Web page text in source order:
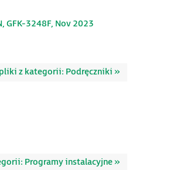
GFK-3248F, Nov 2023
pliki z kategorii: Podręczniki »
Programy instalacyjne »